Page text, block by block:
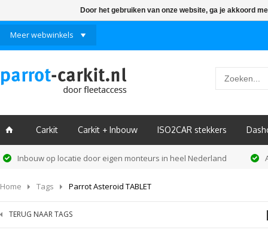
Meer webwinkels
ï Carkit Carkit + Inbouw ISO2CAR stekkers
Inbouw op locatie door eigen monteurs in heel Nederland
Home Tags Parrot Asteroid TABLET
TERUG NAAR TAGS
Door het gebruiken van onze website, ga je akkoord